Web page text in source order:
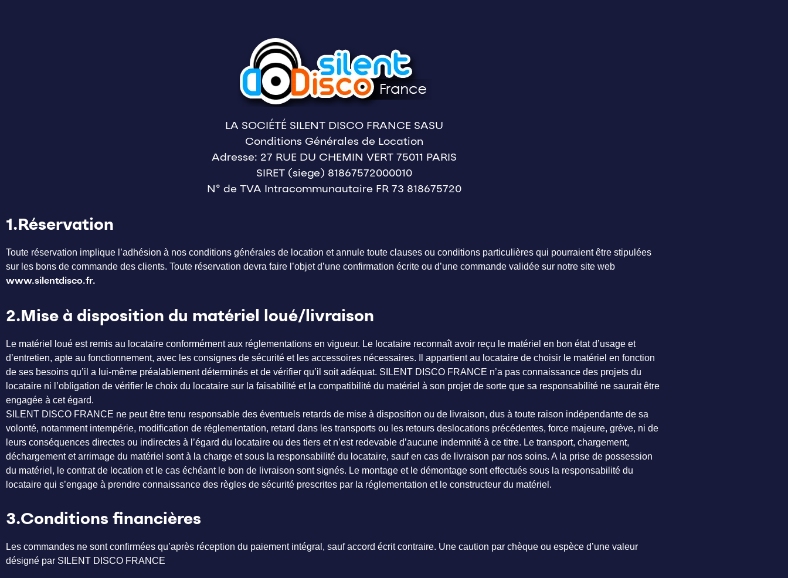
LA SOCIÉTÉ SILENT DISCO FRANCE SASU
Conditions Générales de Location
Adresse: 27 RUE DU CHEMIN VERT 75011 PARIS
SIRET (siege) 81867572000010
N° de TVA Intracommunautaire FR 73 818675720
1.Réservation
Toute réservation implique l’adhésion à nos conditions générales de location et annule toute clauses ou conditions particulières qui pourraient être stipulées
sur les bons de commande des clients. Toute réservation devra faire l’objet d’une confirmation écrite ou d’une commande validée sur notre site web
www.silentdisco.fr.
2.Mise à disposition du matériel loué/livraison
Le matériel loué est remis au locataire conformément aux réglementations en vigueur. Le locataire reconnaît avoir reçu le matériel en bon état d’usage et
d’entretien, apte au fonctionnement, avec les consignes de sécurité et les accessoires nécessaires. Il appartient au locataire de choisir le matériel en fonction
de ses besoins qu’il a lui-même préalablement déterminés et de vérifier qu’il soit adéquat. SILENT DISCO FRANCE n’a pas connaissance des projets du
locataire ni l’obligation de vérifier le choix du locataire sur la faisabilité et la compatibilité du matériel à son projet de sorte que sa responsabilité ne saurait être
engagée à cet égard.
SILENT DISCO FRANCE ne peut être tenu responsable des éventuels retards de mise à disposition ou de livraison, dus à toute raison indépendante de sa
volonté, notamment intempérie, modification de réglementation, retard dans les transports ou les retours deslocations précédentes, force majeure, grève, ni de
leurs conséquences directes ou indirectes à l’égard du locataire ou des tiers et n’est redevable d’aucune indemnité à ce titre. Le transport, chargement,
déchargement et arrimage du matériel sont à la charge et sous la responsabilité du locataire, sauf en cas de livraison par nos soins. A la prise de possession
du matériel, le contrat de location et le cas échéant le bon de livraison sont signés. Le montage et le démontage sont effectués sous la responsabilité du
locataire qui s’engage à prendre connaissance des règles de sécurité prescrites par la réglementation et le constructeur du matériel.
3.Conditions financières
Les commandes ne sont confirmées qu’après réception du paiement intégral, sauf accord écrit contraire. Une caution par chèque ou espèce d’une valeur
désigné par SILENT DISCO FRANCE